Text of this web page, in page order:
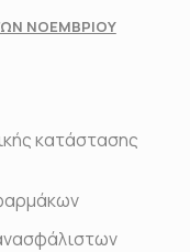
ΝΟΕΜΒΡΙΟΥ
κατάστασης